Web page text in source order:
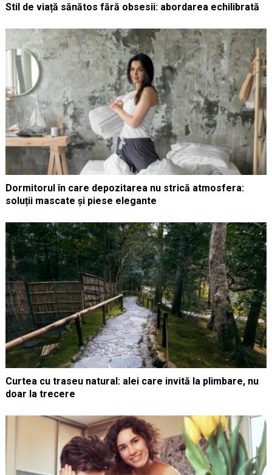
Stil de viață sănătos fără obsesii: abordarea echilibrată
Dormitorul în care depozitarea nu strică atmosfera:
soluții mascate și piese elegante
Curtea cu traseu natural: alei care invită la plimbare, nu
doar la trecere